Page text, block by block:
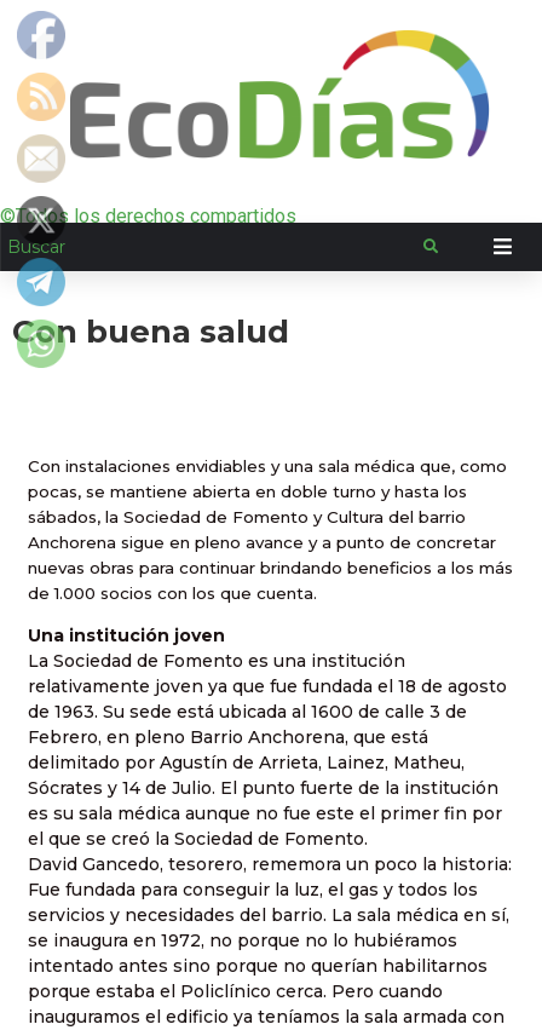
©Todos los derechos compartidos
Con buena salud
Con instalaciones envidiables y una sala médica que, como
pocas, se mantiene abierta en doble turno y hasta los
sábados, la Sociedad de Fomento y Cultura del barrio
Anchorena sigue en pleno avance y a punto de concretar
nuevas obras para continuar brindando beneficios a los más
de 1.000 socios con los que cuenta.
Una institución joven
La Sociedad de Fomento es una institución
relativamente joven ya que fue fundada el 18 de agosto
de 1963. Su sede está ubicada al 1600 de calle 3 de
Febrero, en pleno Barrio Anchorena, que está
delimitado por Agustín de Arrieta, Lainez, Matheu,
Sócrates y 14 de Julio. El punto fuerte de la institución
es su sala médica aunque no fue este el primer fin por
el que se creó la Sociedad de Fomento.
David Gancedo, tesorero, rememora un poco la historia:
Fue fundada para conseguir la luz, el gas y todos los
servicios y necesidades del barrio. La sala médica en sí,
se inaugura en 1972, no porque no lo hubiéramos
intentado antes sino porque no querían habilitarnos
porque estaba el Policlínico cerca. Pero cuando
inauguramos el edificio ya teníamos la sala armada con